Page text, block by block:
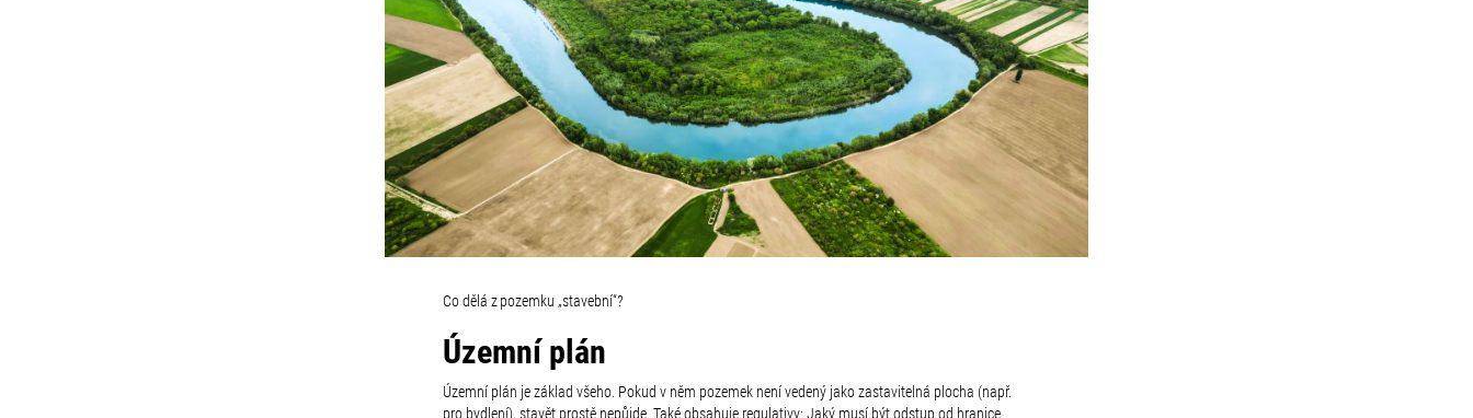
Co dělá z pozemku „stavební“?
Územní plán
Územní plán je základ všeho. Pokud v něm pozemek není vedený jako zastavitelná plocha (např.
pro bydlení), stavět prostě nepůjde.Také obsahuje regulativy: Jaký musí být odstup od hranice